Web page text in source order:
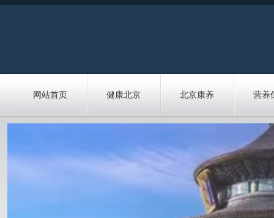
网站首页 健康北京 北京康养 营养